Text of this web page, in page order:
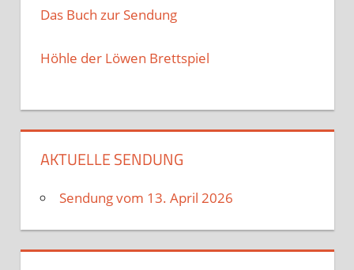
Das Buch zur Sendung
Höhle der Löwen Brettspiel
AKTUELLE SENDUNG
Sendung vom 13. April 2026